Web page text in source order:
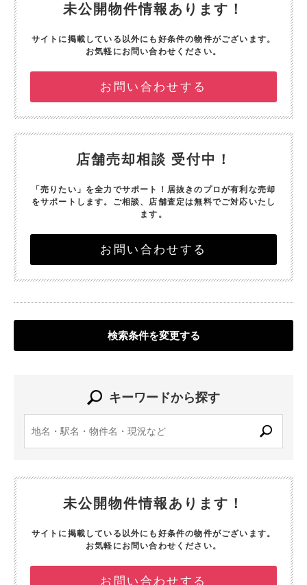
未公開物件情報あります！
サイトに掲載している以外にも好条件の物件がございます。
お気軽にお問い合わせください。
お問い合わせする
店舗売却相談 受付中！
「売りたい」を全力でサポート！ 居抜きのプロが有利な売却
をサポートします。 ご相談、店舗査定は無料でご対応いたし
ます。
お問い合わせする
検索条件を変更する
キーワードから探す
未公開物件情報あります！
サイトに掲載している以外にも好条件の物件がございます。
お気軽にお問い合わせください。
お問い合わせする